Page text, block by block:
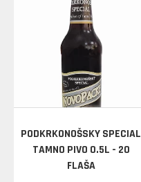
PODKRKONOŠSKY SPECIAL
TAMNO PIVO 0.5L - 20
FLAŠA